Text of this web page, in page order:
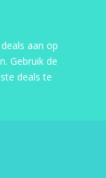
aan op
Gebruik de
deals te